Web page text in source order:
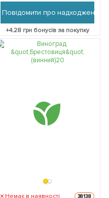
Повідомити про надходження
+4.28грн бонусів за покупку
Немає в наявності 38138